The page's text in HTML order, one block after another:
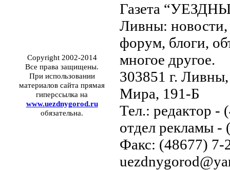
Copyright 2002-2014
Все права защищены.
При использовании
материалов сайта прямая
гиперссылка на
www.uezdnygorod.ru
обязательна.
Газета
Ливны: новости,
форум, блоги,
многое другое.
303851 г.
Мира, 191-Б
Тел.: редактор -
отдел рекламы -
Факс: (48677) 7-